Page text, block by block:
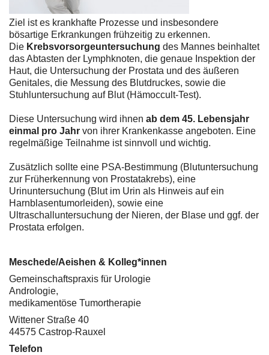
Ziel ist es krankhafte Prozesse und insbesondere
bösartige Erkrankungen frühzeitig zu erkennen.
Die Krebsvorsorgeuntersuchung des Mannes beinhaltet
das Abtasten der Lymphknoten, die genaue Inspektion der
Haut, die Untersuchung der Prostata und des äußeren
Genitales, die Messung des Blutdruckes, sowie die
Stuhluntersuchung auf Blut (Hämoccult-Test).
Diese Untersuchung wird ihnen ab dem 45. Lebensjahr
einmal pro Jahr von ihrer Krankenkasse angeboten. Eine
regelmäßige Teilnahme ist sinnvoll und wichtig.
Zusätzlich sollte eine PSA-Bestimmung (Blutuntersuchung
zur Früherkennung von Prostatakrebs), eine
Urinuntersuchung (Blut im Urin als Hinweis auf ein
Harnblasentumorleiden), sowie eine
Ultraschalluntersuchung der Nieren, der Blase und ggf. der
Prostata erfolgen.
Meschede/Aeishen & Kolleg*innen
Gemeinschaftspraxis für Urologie
Andrologie,
medikamentöse Tumortherapie
Wittener Straße 40
44575 Castrop-Rauxel
Telefon